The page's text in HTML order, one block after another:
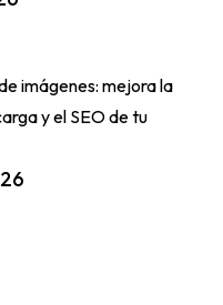
imágenes: mejora la
y el SEO de tu